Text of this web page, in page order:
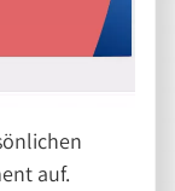
auf.